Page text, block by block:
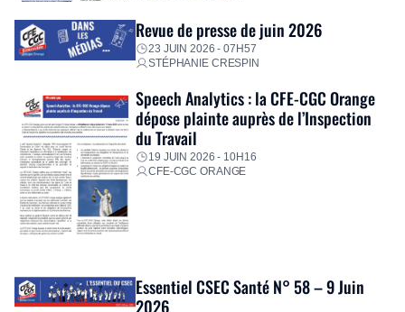
Revue de presse de juin 2026
23 JUIN 2026 - 07H57
STÉPHANIE CRESPIN
Speech Analytics : la CFE-CGC Orange
dépose plainte auprès de l’Inspection
du Travail
19 JUIN 2026 - 10H16
CFE-CGC ORANGE
Essentiel CSEC Santé N° 58 – 9 Juin
2026